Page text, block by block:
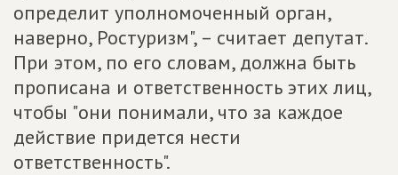
определит уполномоченный орган,
наверно, Ростуризм", – считает депутат.
При этом, по его словам, должна быть
прописана и ответственность этих лиц,
чтобы "они понимали, что за каждое
действие придется нести
ответственность".